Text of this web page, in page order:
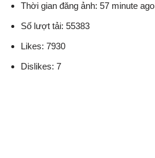
Thời gian đăng ảnh: 57 minute ago
Số lượt tải: 55383
Likes: 7930
Dislikes: 7